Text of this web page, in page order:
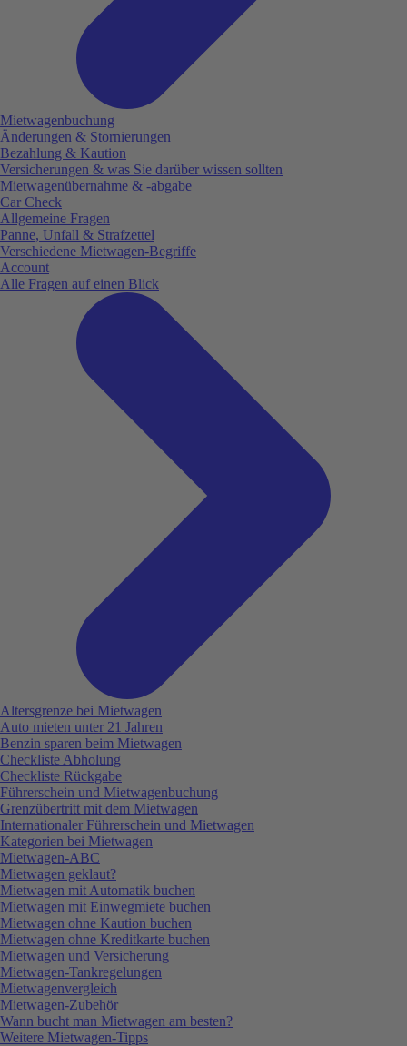
Mietwagenbuchung
Änderungen & Stornierungen
Bezahlung & Kaution
Versicherungen & was Sie darüber wissen sollten
Mietwagenübernahme & -abgabe
Car Check
Allgemeine Fragen
Panne, Unfall & Strafzettel
Verschiedene Mietwagen-Begriffe
Account
Alle Fragen auf einen Blick
Altersgrenze bei Mietwagen
Auto mieten unter 21 Jahren
Benzin sparen beim Mietwagen
Checkliste Abholung
Checkliste Rückgabe
Führerschein und Mietwagenbuchung
Grenzübertritt mit dem Mietwagen
Internationaler Führerschein und Mietwagen
Kategorien bei Mietwagen
Mietwagen-ABC
Mietwagen geklaut?
Mietwagen mit Automatik buchen
Mietwagen mit Einwegmiete buchen
Mietwagen ohne Kaution buchen
Mietwagen ohne Kreditkarte buchen
Mietwagen und Versicherung
Mietwagen-Tankregelungen
Mietwagenvergleich
Mietwagen-Zubehör
Wann bucht man Mietwagen am besten?
Weitere Mietwagen-Tipps